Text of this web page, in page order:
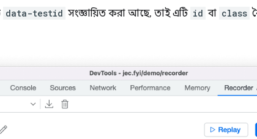
data-testid সংজ্ঞায়িত করা আছে, তাই এটি id বা class